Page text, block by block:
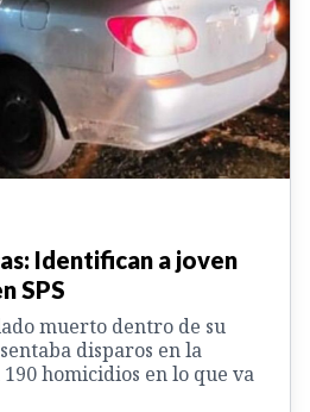
Identifican a joven
SPS
muerto dentro de su
disparos en la
190 homicidios en lo que va